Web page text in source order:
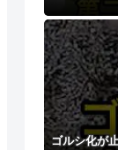
ゴルシ化が